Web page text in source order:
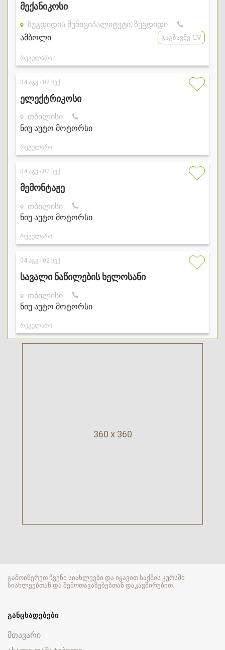
360 x 360
გამოიწერეთ ჩვენი სიახლეები და იყავით საქმის კურსში
სიახლეებთან და შემოთავაზებებთან დაკავშირებით.
ᲒᲐᲜᲪᲮᲐᲓᲔᲑᲔᲑᲘ
მთავარი